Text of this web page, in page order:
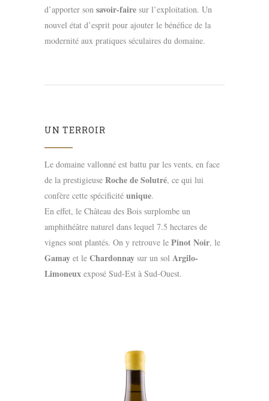
d’apporter son savoir-faire sur l’exploitation. Un
nouvel état d’esprit pour ajouter le bénéfice de la
modernité aux pratiques séculaires du domaine.
UN TERROIR
Le domaine vallonné est battu par les vents, en face
de la prestigieuse Roche de Solutré, ce qui lui
confère cette spécificité unique.
En effet, le Château des Bois surplombe un
amphithéâtre naturel dans lequel 7.5 hectares de
vignes sont plantés. On y retrouve le Pinot Noir, le
Gamay et le Chardonnay sur un sol Argilo-
Limoneux exposé Sud-Est à Sud-Ouest.